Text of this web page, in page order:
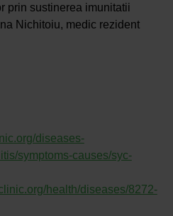
prin sustinerea imunitatii
Nichitoiu, medic rezident
diseases-
symptoms-causes/syc-
health/diseases/8272-